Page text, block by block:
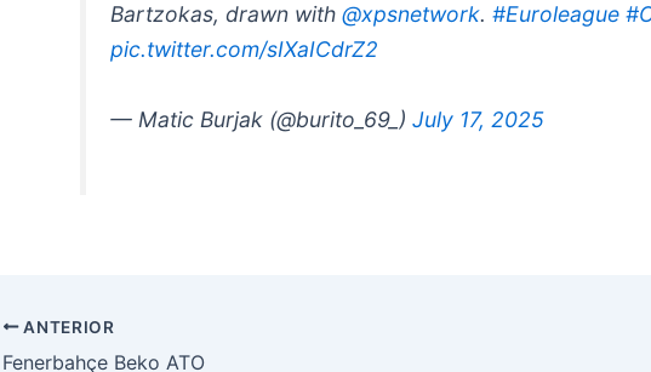
Bartzokas, drawn with@xpsnetwork.#Euroleague
pic.twitter.com/sIXaICdrZ2
— Matic Burjak (@burito_69_)July 17, 2025
ANTERIOR
Fenerbahçe Beko ATO